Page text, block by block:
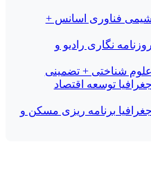
شیمی فناوری اسانس +
نگاری رادیو و
علوم شناختی + تضمینی
توسعه اقتصاد
جغرافیا برنامه ریزی مسکن و